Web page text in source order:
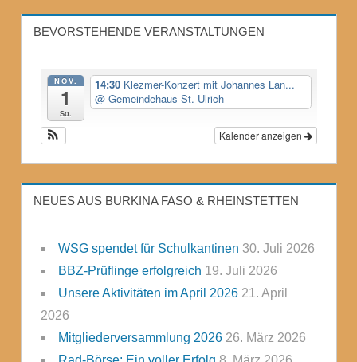
BEVORSTEHENDE VERANSTALTUNGEN
NOV.
1
So.
14:30 Klezmer-Konzert mit Johannes Lan...
@ Gemeindehaus St. Ulrich
Kalender anzeigen
NEUES AUS BURKINA FASO & RHEINSTETTEN
WSG spendet für Schulkantinen 30. Juli 2026
BBZ-Prüflinge erfolgreich 19. Juli 2026
Unsere Aktivitäten im April 2026 21. April
2026
Mitgliederversammlung 2026 26. März 2026